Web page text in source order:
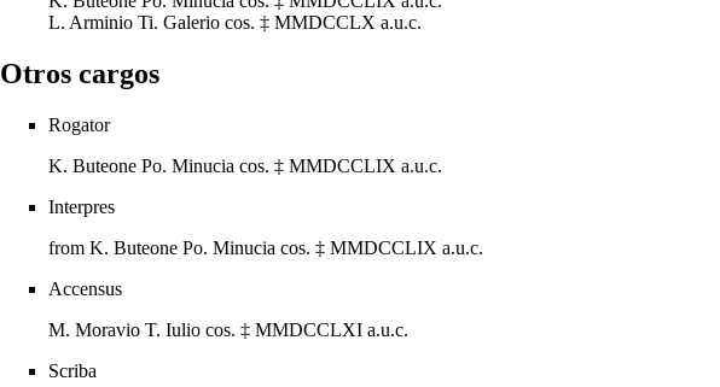
L. Arminio Ti. Galerio cos. ‡ MMDCCLX a.u.c.
Otros cargos
Rogator
K. Buteone Po. Minucia cos. ‡ MMDCCLIX a.u.c.
Interpres
from K. Buteone Po. Minucia cos. ‡ MMDCCLIX a.u.c.
Accensus
M. Moravio T. Iulio cos. ‡ MMDCCLXI a.u.c.
Scriba